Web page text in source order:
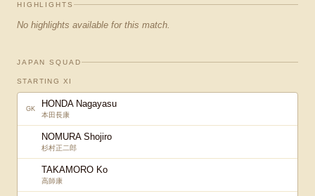
HIGHLIGHTS
No highlights available for this match.
JAPAN SQUAD
STARTING XI
GK HONDA Nagayasu
本田長康
NOMURA Shojiro
杉村正二郎
TAKAMORO Ko
高師康